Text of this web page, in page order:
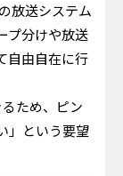
放送システム
プ分けや放送
自由自在に行
ため、ピン
」という要望